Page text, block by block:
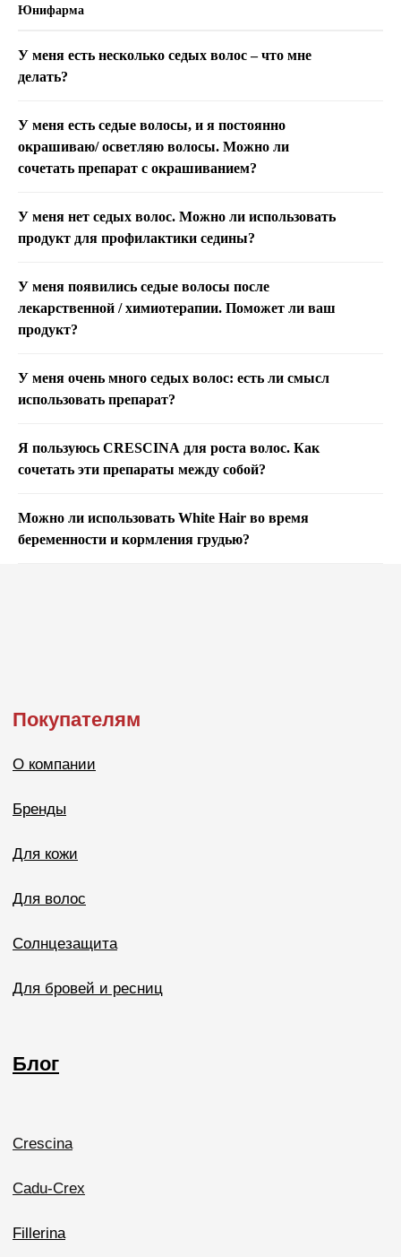
Юнифарма
У меня есть несколько седых волос – что мне
делать?
У меня есть седые волосы, и я постоянно
окрашиваю/ осветляю волосы. Можно ли
сочетать препарат с окрашиванием?
У меня нет седых волос. Можно ли использовать
продукт для профилактики седины?
У меня появились седые волосы после
лекарственной / химиотерапии. Поможет ли ваш
продукт?
У меня очень много седых волос: есть ли смысл
использовать препарат?
Я пользуюсь CRESCINA для роста волос. Как
сочетать эти препараты между собой?
Можно ли использовать White Hair во время
беременности и кормления грудью?